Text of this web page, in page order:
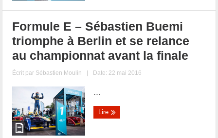
Formule E – Sébastien Buemi
triomphe à Berlin et se relance
au championnat avant la finale
Écrit par Sébastien Moulin | Date: 22 mai 2016
...
Lire